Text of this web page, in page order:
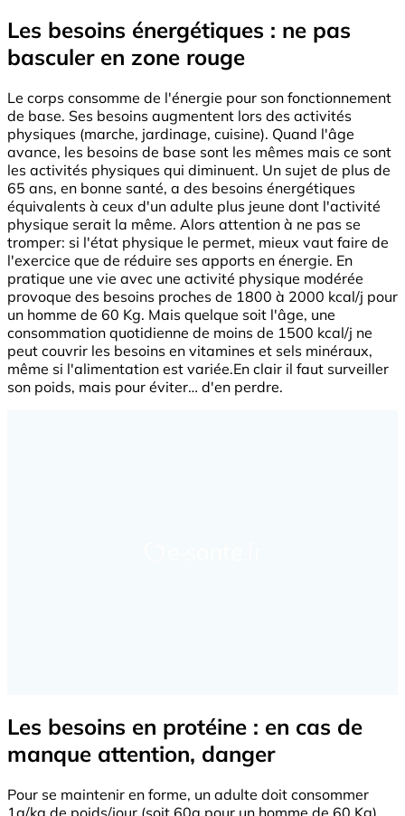
Les besoins énergétiques : ne pas
basculer en zone rouge
Le corps consomme de l'énergie pour son fonctionnement
de base. Ses besoins augmentent lors des activités
physiques (marche, jardinage, cuisine). Quand l'âge
avance, les besoins de base sont les mêmes mais ce sont
les activités physiques qui diminuent. Un sujet de plus de
65 ans, en bonne santé, a des besoins énergétiques
équivalents à ceux d'un adulte plus jeune dont l'activité
physique serait la même. Alors attention à ne pas se
tromper: si l'état physique le permet, mieux vaut faire de
l'exercice que de réduire ses apports en énergie. En
pratique une vie avec une activité physique modérée
provoque des besoins proches de 1800 à 2000 kcal/j pour
un homme de 60 Kg. Mais quelque soit l'âge, une
consommation quotidienne de moins de 1500 kcal/j ne
peut couvrir les besoins en vitamines et sels minéraux,
même si l'alimentation est variée.En clair il faut surveiller
son poids, mais pour éviter… d'en perdre.
Les besoins en protéine : en cas de
manque attention, danger
Pour se maintenir en forme, un adulte doit consommer
1g/kg de poids/jour (soit 60g pour un homme de 60 Kg).